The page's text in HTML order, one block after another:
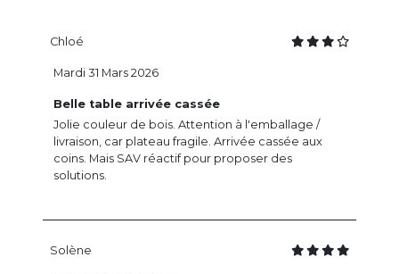
Chloé
Belle table arrivée cassée
Jolie couleur de bois. Attention à l'emballage /
livraison, car plateau fragile. Arrivée cassée aux
coins. Mais SAV réactif pour proposer des
solutions.
Mardi 31 Mars 2026
Solène